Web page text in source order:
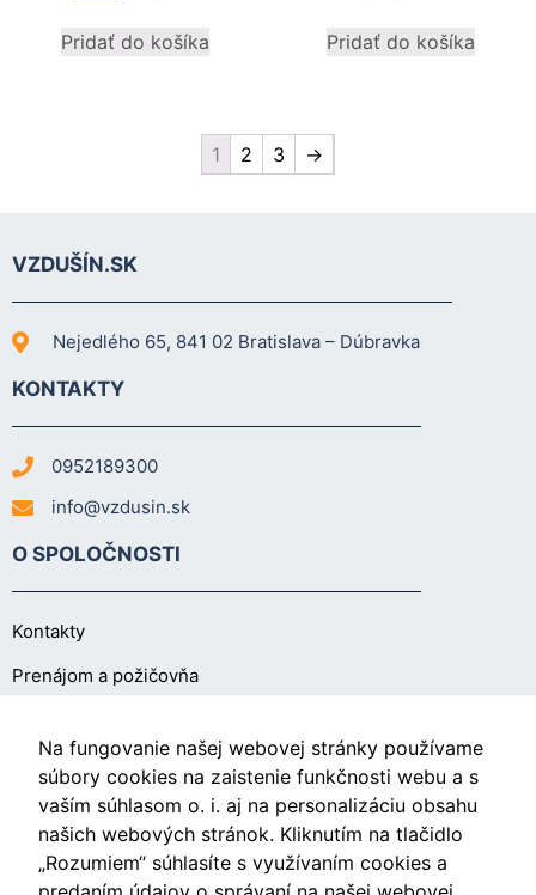
Pridať do košíka Pridať do košíka
1 2 3 →
VZDUŠÍN.SK
Nejedlého 65, 841 02 Bratislava – Dúbravka
KONTAKTY
0952189300
info@vzdusin.sk
O SPOLOČNOSTI
Kontakty
Prenájom a požičovňa
O NÁKUPE
Obchodné podmienky
Ochrana osobných údajov
Na fungovanie našej webovej stránky používame
súbory cookies na zaistenie funkčnosti webu a s
vaším súhlasom o. i. aj na personalizáciu obsahu
našich webových stránok. Kliknutím na tlačidlo
„Rozumiem“ súhlasíte s využívaním cookies a